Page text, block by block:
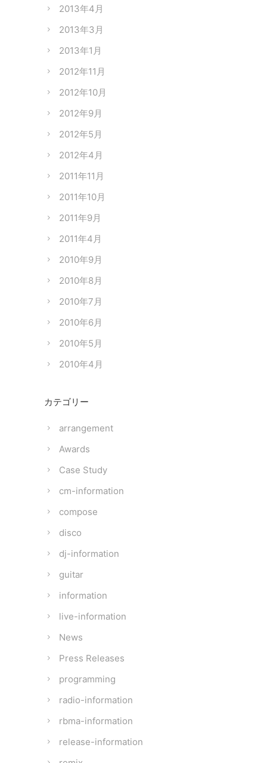
2013年4月
2013年3月
2013年1月
2012年11月
2012年10月
2012年9月
2012年5月
2012年4月
2011年11月
2011年10月
2011年9月
2011年4月
2010年9月
2010年8月
2010年7月
2010年6月
2010年5月
2010年4月
カテゴリー
arrangement
Awards
Case Study
cm-information
compose
disco
dj-information
guitar
information
live-information
News
Press Releases
programming
radio-information
rbma-information
release-information